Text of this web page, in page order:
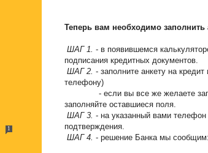
1
Теперь вам необходимо заполнить
ШАГ 1. - в появившемся
подписания кредитных документов.
ШАГ 2. - заполните анкету на
телефону)
- если вы все же желаете
заполняйте оставшиеся поля.
ШАГ 3. - на указанный вами
подтверждения.
ШАГ 4. - решение Банка мы